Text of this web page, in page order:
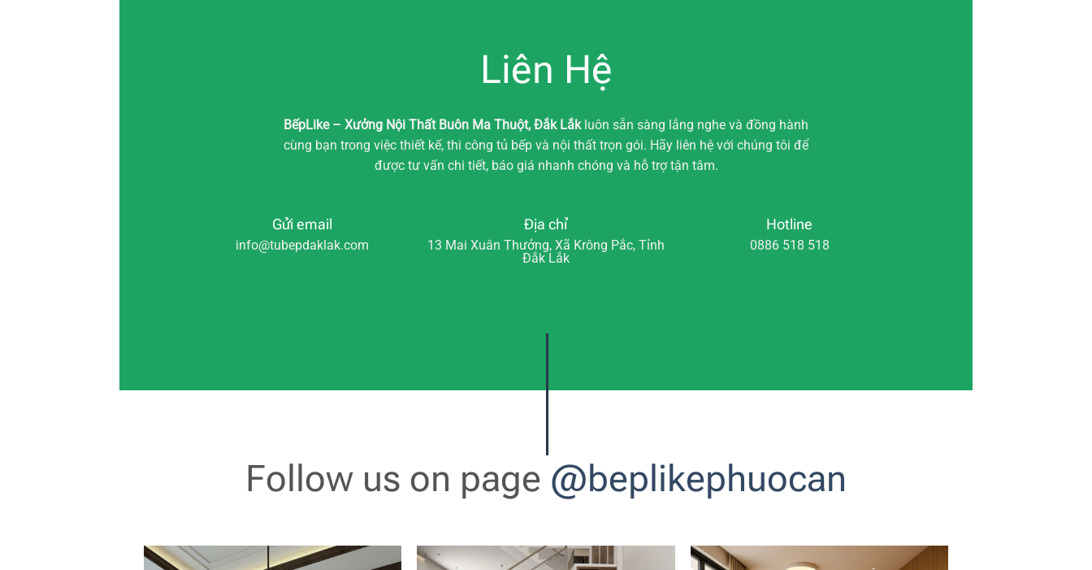
Liên Hệ
BếpLike – Xưởng Nội Thất Buôn Ma Thuột, Đắk Lắkluôn sẵn sàng lắng nghe và đồng hành
cùng bạn trong việc thiết kế, thi công tủ bếp và nội thất trọn gói. Hãy liên hệ với chúng tôi để
được tư vấn chi tiết, báo giá nhanh chóng và hỗ trợ tận tâm.
Gửi email
info@tubepdaklak.com
Địa chỉ
13 Mai Xuân Thưởng, Xã Krông Pắc, Tỉnh
Đắk Lắk
Hotline
0886 518 518
Follow us on page @beplikephuocan